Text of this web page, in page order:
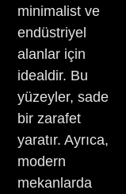
minimalist ve
endüstriyel
alanlar için
idealdir. Bu
yüzeyler, sade
bir zarafet
yaratır. Ayrıca,
modern
mekanlarda